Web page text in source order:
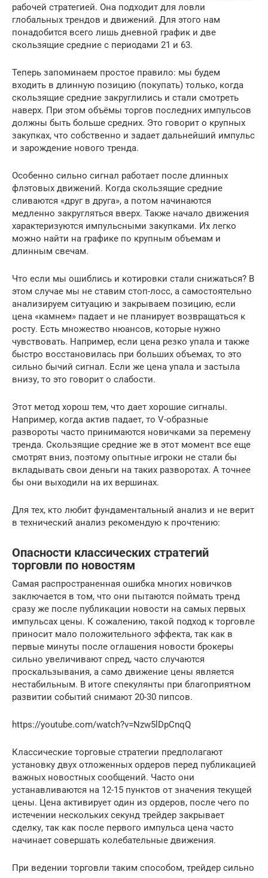
рабочей стратегией. Она подходит для ловли
глобальных трендов и движений. Для этого нам
понадобится всего лишь дневной график и две
скользящие средние с периодами 21 и 63.
Теперь запоминаем простое правило: мы будем
входить в длинную позицию (покупать) только, когда
скользящие средние закруглились и стали смотреть
наверх. При этом объёмы торгов последних импульсов
должны быть больше средних. Это говорит о крупных
закупках, что собственно и задает дальнейший импульс
и зарождение нового тренда.
Особенно сильно сигнал работает после длинных
флэтовых движений. Когда скользящие средние
сливаются «друг в друга», а потом начинаются
медленно закругляться вверх. Также начало движения
характеризуются импульсными закупками. Их легко
можно найти на графике по крупным объемам и
длинным свечам.
Что если мы ошиблись и котировки стали снижаться? В
этом случае мы не ставим стоп-лосс, а самостоятельно
анализируем ситуацию и закрываем позицию, если
цена «камнем» падает и не планирует возвращаться к
росту. Есть множество нюансов, которые нужно
чувствовать. Например, если цена резко упала и также
быстро восстановилась при больших объемах, то это
сильно бычий сигнал. Если же цена упала и застыла
внизу, то это говорит о слабости.
Этот метод хорош тем, что дает хорошие сигналы.
Например, когда актив падает, то V-образные
развороты часто принимаются новичками за перемену
тренда. Скользящие средние же в этот момент все еще
смотрят вниз, поэтому опытные игроки не стали бы
вкладывать свои деньги на таких разворотах. А точнее
бы они выходили на их вершинах.
Для тех, кто любит фундаментальный анализ и не верит
в технический анализ рекомендую к прочтению:
Опасности классических стратегий
торговли по новостям
Самая распространенная ошибка многих новичков
заключается в том, что они пытаются поймать тренд
сразу же после публикации новости на самых первых
импульсах цены. К сожалению, такой подход к торговле
приносит мало положительного эффекта, так как в
первые минуты после оглашения новости брокеры
сильно увеличивают спред, часто случаются
проскальзывания, а само движение цены является
нестабильным. В итоге спекулянты при благоприятном
развитии событий снимают 20-30 пипсов.
https://youtube.com/watch?v=Nzw5lDpCnqQ
Классические торговые стратегии предполагают
установку двух отложенных ордеров перед публикацией
важных новостных сообщений. Часто они
устанавливаются на 12-15 пунктов от значения текущей
цены. Цена активирует один из ордеров, после чего по
истечении нескольких секунд трейдер закрывает
сделку, так как после первого импульса цена часто
начинает совершать колебательные движения.
При ведении торговли таким способом, трейдер сильно